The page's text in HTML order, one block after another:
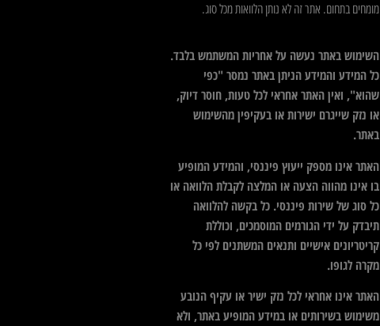
מומחים בתחום. אתר זה לא נותן הלוואות מכל סוג.
השימוש באתר נעשה על אחריות המשתמש בלבד.
כל המידע והמידע הניתן באתר נמסר "כפי
שהוא", ואין האתר אחראי לכל טעות, חוסר דיוק,
או נזק שייגרם ישירות או בעקיפין מהשימוש
באתר.
האתר אינו מספק ייעוץ פיננסי, והמידע המופיע
בו אינו מהווה הצעה או המלצה לקבלת הלוואה או
כל סוג של שירות פיננסי. כל בקשה להלוואה
תיבדק על ידי הגורמים המוסמכים, וכוללת
קריטריונים אישיים ותנאים המשתנים לפי כל
מקרה לגופו.
האתר אינו אחראי לכל נזק ישיר או עקיף הנובע
משימוש בשירותים או במידע המופיע באתר, ולא